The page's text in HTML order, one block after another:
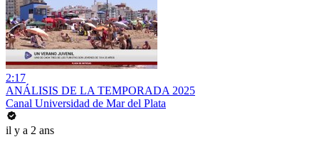
2:17
ANÁLISIS DE LA TEMPORADA 2025
Canal Universidad de Mar del Plata
il y a 2 ans